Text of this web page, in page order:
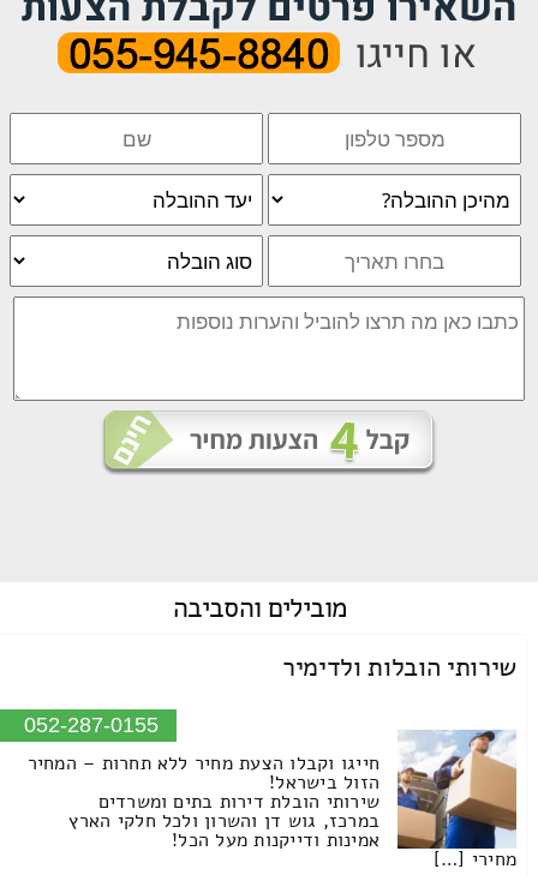
מוביליםוהסביבה
שירותי הובלות ולדימיר
052-287-0155
חייגו וקבלו הצעת מחיר ללא תחרות – המחיר
הזול בישראל!
שירותי הובלת דירות בתים ומשרדים
במרכז, גוש דן והשרון ולכל חלקי הארץ
אמינות ודייקנות מעל הכל!
מחירי […]